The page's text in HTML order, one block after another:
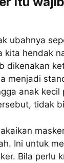
ubahnya
kita hendak
dikenakan
menjadi
anak kecil
tidak
Ini untuk
Bila perlu